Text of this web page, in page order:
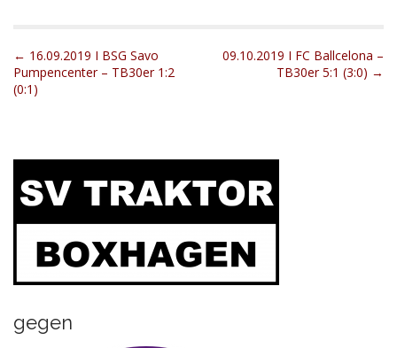
P
o
s
v
i
t
o
← 16.09.2019 I BSG Savo
Pumpencenter – TB30er 1:2
(0:1)
09.10.2019 I FC Ballcelona –
TB30er 5:1 (3:0) →
gegen